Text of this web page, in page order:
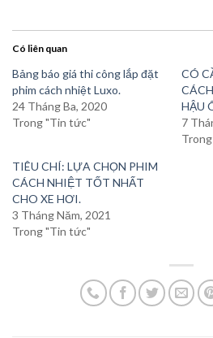
Twitter
in
window)
Facebook
window)
Google+
window)
Có liên quan
Bảng báo giá thi công lắp đặt
phim cách nhiệt Luxo.
24 Tháng Ba, 2020
Trong "Tin tức"
CÓ
HẬU
7
TIÊU CHÍ: LỰA CHỌN PHIM
CÁCH NHIỆT TỐT NHẤT
CHO XE HƠI.
3 Tháng Năm, 2021
Trong "Tin tức"